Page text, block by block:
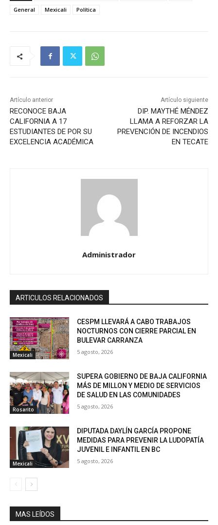
General Mexicali Política
Artículo anterior
RECONOCE BAJA
CALIFORNIA A 17
ESTUDIANTES DE POR SU
EXCELENCIA ACADÉMICA
Artículo siguiente
DIP. MAYTHÉ MÉNDEZ
LLAMA A REFORZAR LA
PREVENCIÓN DE INCENDIOS
EN TECATE
Administrador
ARTICULOS RELACIONADOS
Mexicali
CESPM LLEVARÁ A CABO TRABAJOS
NOCTURNOS CON CIERRE PARCIAL EN
BULEVAR CARRANZA
5 agosto, 2026
Rosarito
SUPERA GOBIERNO DE BAJA CALIFORNIA
MÁS DE MILLON Y MEDIO DE SERVICIOS
DE SALUD EN LAS COMUNIDADES
5 agosto, 2026
Mexicali
DIPUTADA DAYLÍN GARCÍA PROPONE
MEDIDAS PARA PREVENIR LA LUDOPATÍA
JUVENIL E INFANTIL EN BC
5 agosto, 2026
MAS LEÍDOS